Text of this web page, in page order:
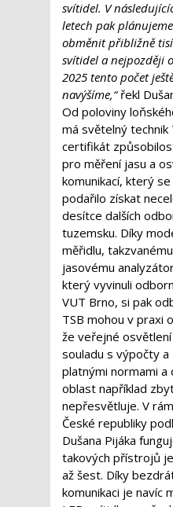
svítidel. V
letech pak
obměnit přibližně
svítidel a nejpozději
2025 tento počet
navýšíme,“řekl
Od poloviny
má světelný technik
certifikát
pro měření jasu a
komunikací, který se
podařilo získat
desítce dalších
tuzemsku. Díky
měřidlu, takzvanému
jasovému
který vyvinuli
VUT Brno, si pak
TSB mohou v praxi
že veřejné
souladu s výpočty a
platnými normami a
oblast například
nepřesvětluje. V
České republiky
Dušana Pijáka
takových přístrojů
až šest. Díky
komunikaci je navíc